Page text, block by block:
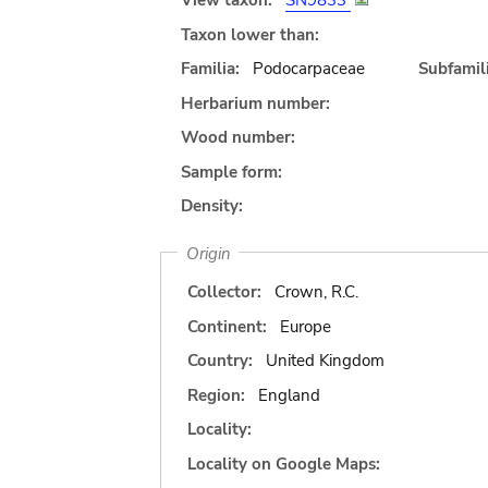
Taxon lower than:
Familia:
Podocarpaceae
Herbarium number:
Wood number:
Sample form:
Density:
Origin
Collector:
Crown, R.C.
Continent:
Europe
Country:
United Kingdom
Region:
England
Locality:
Locality on Google Maps: